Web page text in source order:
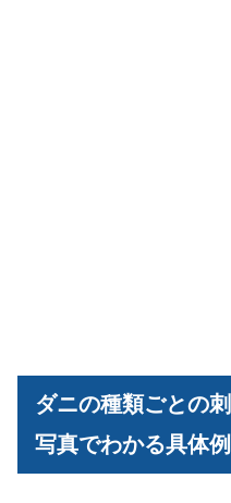
ダニの種類ごとの
写真でわかる具体